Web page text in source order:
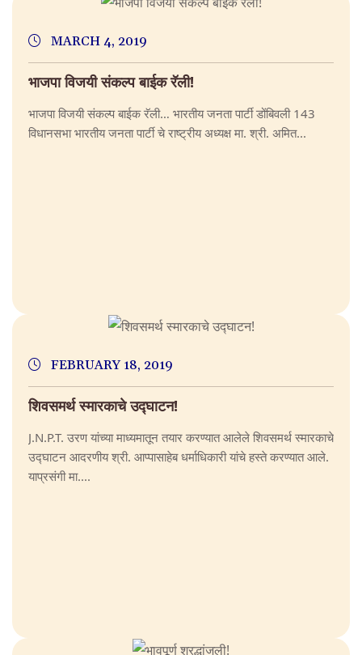
MARCH 4, 2019
भाजपा विजयी संकल्प बाईक रॅली!
भाजपा विजयी संकल्प बाईक रॅली… भारतीय जनता पार्टी डोंबिवली 143
विधानसभा भारतीय जनता पार्टी चे राष्ट्रीय अध्यक्ष मा. श्री. अमित...
FEBRUARY 18, 2019
शिवसमर्थ स्मारकाचे उद्घाटन!
J.N.P.T. उरण यांच्या माध्यमातून तयार करण्यात आलेले शिवसमर्थ स्मारकाचे
उद्घाटन आदरणीय श्री. आप्पासाहेब धर्माधिकारी यांचे हस्ते करण्यात आले.
याप्रसंगी मा....